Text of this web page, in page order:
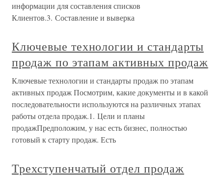
информации для составления списков
Клиентов.3. Составление и выверка
Ключевые технологии и стандарты
продаж по этапам активных продаж
Ключевые технологии и стандарты продаж по этапам
активных продаж Посмотрим, какие документы и в какой
последовательности используются на различных этапах
работы отдела продаж.1. Цели и планы
продажПредположим, у нас есть бизнес, полностью
готовый к старту продаж. Есть
Трехступенчатый отдел продаж